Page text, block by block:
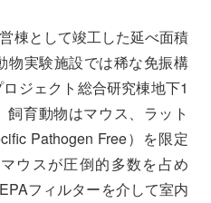
棟として竣工した延べ面積
物実験施設では稀な免振構
ジェクト総合研究棟地下1
育動物はマウス、ラット
Pathogen Free）を限定
ウスが圧倒的多数を占め
フィルターを介して室内